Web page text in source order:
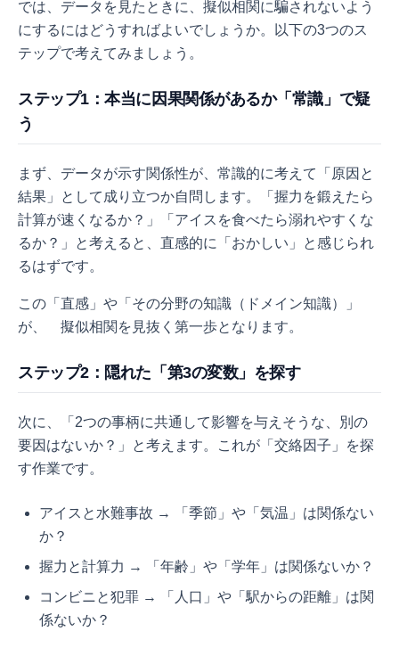
では、データを見たときに、擬似相関に騙されないよう
にするにはどうすればよいでしょうか。以下の3つのス
テップで考えてみましょう。
ステップ1：本当に因果関係があるか「常識」で疑
う
まず、データが示す関係性が、常識的に考えて「原因と
結果」として成り立つか自問します。「握力を鍛えたら
計算が速くなるか？」「アイスを食べたら溺れやすくな
るか？」と考えると、直感的に「おかしい」と感じられ
るはずです。
この「直感」や「その分野の知識（ドメイン知識）」
が、 擬似相関を見抜く第一歩となります。
ステップ2：隠れた「第3の変数」を探す
次に、「2つの事柄に共通して影響を与えそうな、別の
要因はないか？」と考えます。これが「交絡因子」を探
す作業です。
アイスと水難事故 → 「季節」や「気温」は関係ない
か？
握力と計算力 → 「年齢」や「学年」は関係ないか？
コンビニと犯罪 → 「人口」や「駅からの距離」は関
係ないか？